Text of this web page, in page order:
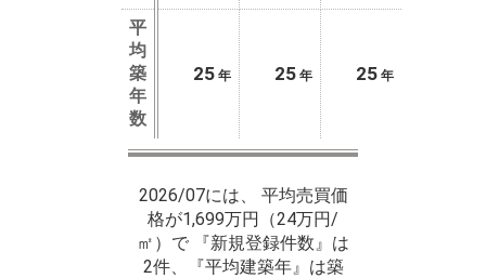
平
均
築
年
数
25 年 25 年 25 年
2026/07には、 平均売買価
格が1,699万円（24万円/
㎡）で 『新規登録件数』は
2件、『平均建築年』は築